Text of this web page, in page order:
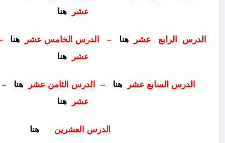
هنا – الدرس الخامس عشرهنا –الدرس السادس
هنا –الدرس الثامن عشر هنا –الدرس التاسع
هنا